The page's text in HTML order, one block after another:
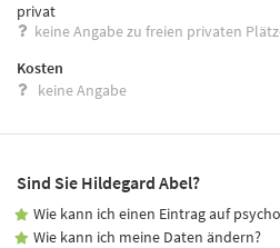
privat
keine Angabe zu freien privaten
Kosten
keine Angabe
Sind Sie Hildegard Abel?
Wie kann ich einen Eintrag auf
Wie kann ich meine Daten ändern?